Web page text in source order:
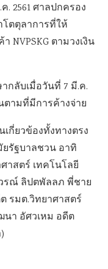
. 2561 ศาลปกครอง
ตตุลาการที่ให้
NVPSKG ตามวงเงิน
กลับเมื่อวันที่ 7 มี.ค.
ตามที่มีการค้างจ่าย
กี่ยวข้องทั้งทางตรง
รัฐบาลชวน อาทิ
าสตร์ เทคโนโลยี
รณ์ ลิปตพัลลภ พี่ชาย
รมต.วิทยาศาสตร์
นา อัศวเหม อดีต